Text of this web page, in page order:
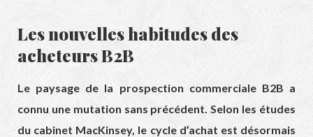
Les nouvelles habitudes des
acheteurs B2B
Le paysage de la prospection commerciale B2B a
connu une mutation sans précédent. Selon les études
du cabinet MacKinsey, le cycle d’achat est désormais